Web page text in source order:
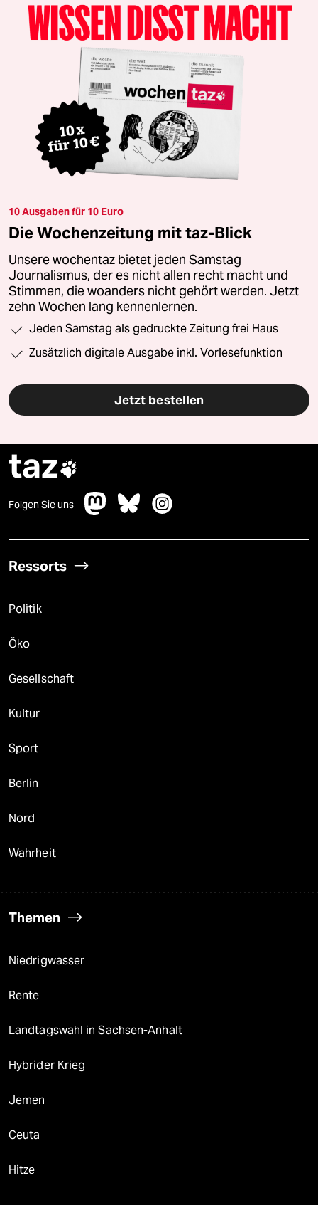
10 Ausgaben für 10 Euro
Die Wochenzeitung mit taz-Blick
Unsere wochentaz bietet jeden Samstag
Journalismus, der es nicht allen recht macht und
Stimmen, die woanders nicht gehört werden. Jetzt
zehn Wochen lang kennenlernen.
Jeden Samstag als gedruckte Zeitung frei Haus
Zusätzlich digitale Ausgabe inkl. Vorlesefunktion
Jetzt bestellen
taz
Folgen Sie uns
Ressorts
Politik
Öko
Gesellschaft
Kultur
Sport
Berlin
Nord
Wahrheit
Themen
Niedrigwasser
Rente
Landtagswahl in Sachsen-Anhalt
Hybrider Krieg
Jemen
Ceuta
Hitze